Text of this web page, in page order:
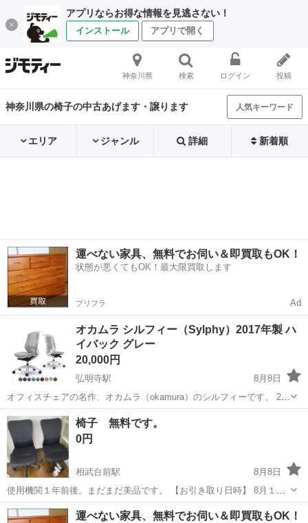
アプリならお得な情報を見逃さない！
インストール アプリで開く
神奈川県 検索 ログイン 投稿
神奈川県の椅子の中古あげます・譲ります 人気キーワード
エリア ジャンル 詳細 新着順
運べない家具、無料でお伺い＆即買取もOK！
状態が悪くてもOK！最大限買取します
プリフラ Ad
オカムラ シルフィー（Sylphy）2017年製 ハ
イバック グレー
20,000円
弘明寺駅
8月8日
オフィスチェアの名作、オカムラ（okamura）のシルフィーです。 2年
ほど前に中古で購入し、自宅でのデスクワークに使用していました。
この度、椅子の買い替えに伴い出品いたします。 人気の高いハイバッ
ク仕様で、...
神奈川 横浜市 弘明寺駅 椅子
椅子 無料です。
0円
相武台前駅
8月8日
使用機関１年前後。まだまだ美品です。 【お引き取り日時】 8月１０
日＆１２日13:00～17:00。
神奈川 座間市 相武台前駅 椅子
運べない家具、無料でお伺い＆即買取もOK！